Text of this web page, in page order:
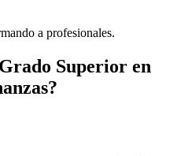
a profesionales.
Superior en